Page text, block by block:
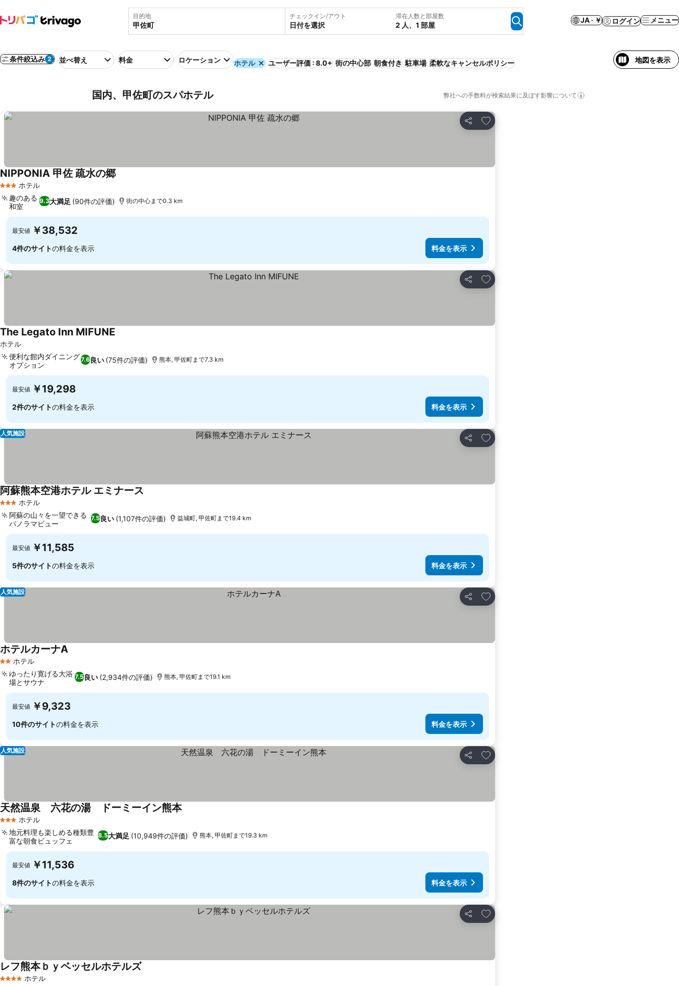
目的地 チェックイン/アウト
日付を選択
滞在人数と部屋数
2 人、1 部屋
JA · ￥ ログイン メニュー
条件絞込み 2 並べ替え 料金 ロケーション ホテル ユーザー評価 : 8.0+ 街の中心部 朝食付き 駐車場 柔軟なキャンセルポリシー 地図を表示
国内、甲佐町のスパホテル 弊社への手数料が検索結果に及ぼす影響について
シェア
お気に入りに追加
3 ホテルのランク
ホテル
NIPPONIA 甲佐 疏水の郷
9.3大満足 (90件の評価)
趣のある
和室
街の中心まで0.3 km
最安値 ￥38,532
4件のサイトの料金を表示 料金を表示
シェア
お気に入りに追加
ホテル
The Legato Inn MIFUNE
7.6良い (75件の評価)
便利な館内ダイニング
オプション
熊本, 甲佐町まで7.3 km
最安値 ￥19,298
2件のサイトの料金を表示 料金を表示
シェア
お気に入りに追加
人気施設
3 ホテルのランク
ホテル
阿蘇熊本空港ホテル エミナース
7.5良い (1,107件の評価)
阿蘇の山々を一望できる
パノラマビュー
益城町, 甲佐町まで19.4 km
最安値 ￥11,585
5件のサイトの料金を表示 料金を表示
シェア
お気に入りに追加
人気施設
2 ホテルのランク
ホテル
ホテルカーナA
7.5良い (2,934件の評価)
ゆったり寛げる大浴
場とサウナ
熊本, 甲佐町まで19.1 km
最安値 ￥9,323
10件のサイトの料金を表示 料金を表示
シェア
お気に入りに追加
人気施設
3 ホテルのランク
ホテル
天然温泉 六花の湯 ドーミーイン熊本
8.5大満足 (10,949件の評価)
地元料理も楽しめる種類豊
富な朝食ビュッフェ
熊本, 甲佐町まで19.3 km
最安値 ￥11,536
8件のサイトの料金を表示 料金を表示
シェア
お気に入りに追加
4 ホテルのランク
ホテル
レフ熊本ｂｙベッセルホテルズ